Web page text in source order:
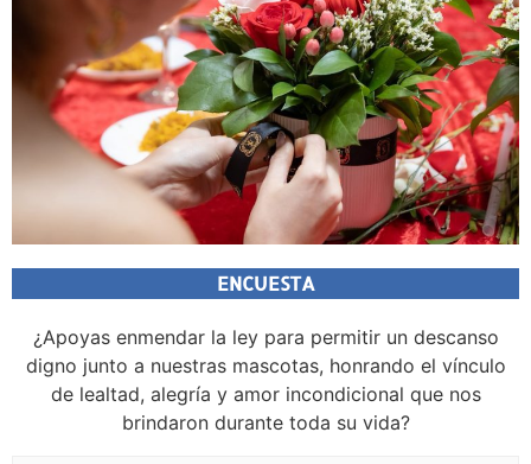
ENCUESTA
¿Apoyas enmendar la ley para permitir un descanso
digno junto a nuestras mascotas, honrando el vínculo
de lealtad, alegría y amor incondicional que nos
brindaron durante toda su vida?